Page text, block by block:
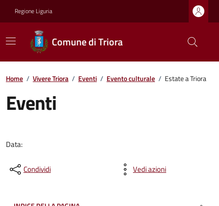
Regione Liguria
Comune di Triora
Home / Vivere Triora / Eventi / Evento culturale / Estate a Triora
Eventi
Data:
Condividi Vedi azioni